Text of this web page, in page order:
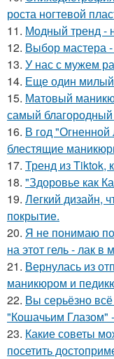
роста ногтевой
11. Модный тренд -
12. Выбор мастера -
13. У нас с мужем
14. Еще один милый
15. Матовый
самый
16. В год
блестящие
17. Тренд из Tiktok,
18. "Здоровье как
19. Легкий дизайн,
покрытие.
20. Я не понимаю
на этот гель - лак в
21. Вернулась из
маникюром и
22. Вы серьёзно
"Кошачьим Глазом"
23. Какие советы
посетить